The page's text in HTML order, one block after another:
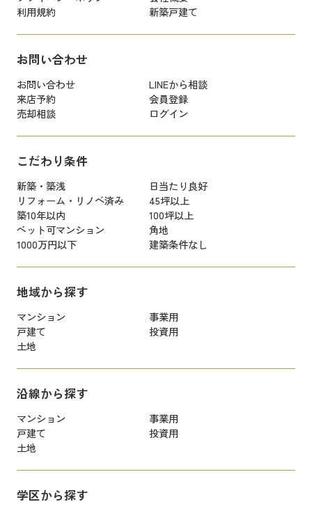
利用規約
新築戸建て
お問い合わせ
お問い合わせ
LINEから相談
来店予約
会員登録
売却相談
ログイン
こだわり条件
新築・築浅
日当たり良好
リフォーム・リノベ済み
45坪以上
築10年以内
100坪以上
ペット可マンション
角地
1000万円以下
建築条件なし
地域から探す
マンション
事業用
戸建て
投資用
土地
沿線から探す
マンション
事業用
戸建て
投資用
土地
学区から探す